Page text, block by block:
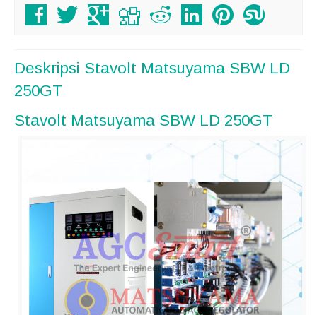
Deskripsi Stavolt Matsuyama SBW LD
250GT
Stavolt Matsuyama SBW LD 250GT